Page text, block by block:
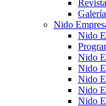
Nido
Nido
Nido
Nido
Nido
Nido
Nido